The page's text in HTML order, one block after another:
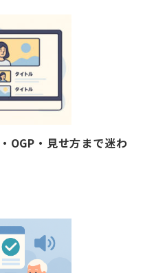
OGP・見せ方まで迷わ